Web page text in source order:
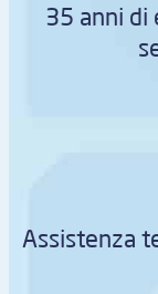
35 anni di
Assistenza